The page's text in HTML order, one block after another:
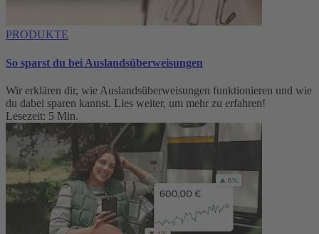
PRODUKTE
So sparst du bei Auslandsüberweisungen
Wir erklären dir, wie Auslandsüberweisungen funktionieren und wie
du dabei sparen kannst. Lies weiter, um mehr zu erfahren!
Lesezeit: 5 Min.